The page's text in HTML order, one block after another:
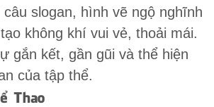
slogan, hình vẽ ngộ nghĩnh
không khí vui vẻ, thoải mái.
gắn kết, gần gũi và thể hiện
của tập thể.
Thao